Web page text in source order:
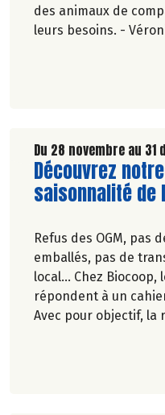
des animaux de
leurs besoins. -
Du 28 novembre au
Lire la suite de
Découvrez
saisonnalité de
Refus des OGM, pas
emballés, pas de
local… Chez Biocoop,
répondent à un
Avec pour objectif, la
l’environnement.
de qualité rime avec